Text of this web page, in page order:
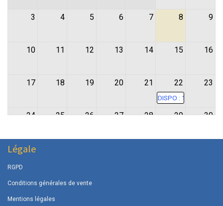
3 4 5 6 7 8 9
10 11 12 13 14 15 16
17 18 19 20 21 22
DISPO : 19:30 - 23:00
23
24 25 26 27 28 29 30
31
Légale
RGPD
Conditions générales de vente
Mentions légales